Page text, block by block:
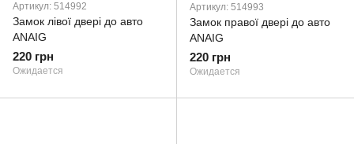
Артикул: 514992
Замок лівої двері до авто
ANAIG
220 грн
Ожидается
Артикул: 514993
Замок правої двері до авто
ANAIG
220 грн
Ожидается